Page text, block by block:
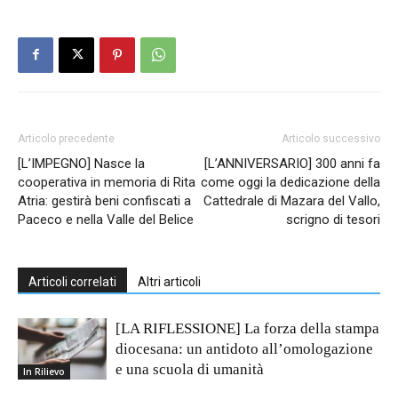
Articolo precedente
[L’IMPEGNO] Nasce la
cooperativa in memoria di Rita
Atria: gestirà beni confiscati a
Paceco e nella Valle del Belice
Articolo successivo
[L’ANNIVERSARIO] 300 anni fa
come oggi la dedicazione della
Cattedrale di Mazara del Vallo,
scrigno di tesori
Articoli correlati Altri articoli
In Rilievo
[LA RIFLESSIONE] La forza della stampa
diocesana: un antidoto all’omologazione
e una scuola di umanità